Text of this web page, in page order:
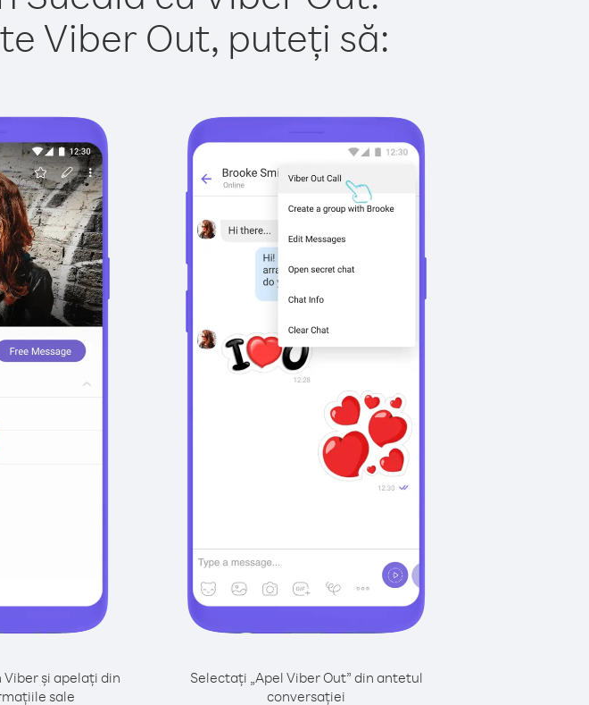
Viber Out, puteți să:
și apelați din
sale
Selectați „Apel Viber Out” din antetul
conversației